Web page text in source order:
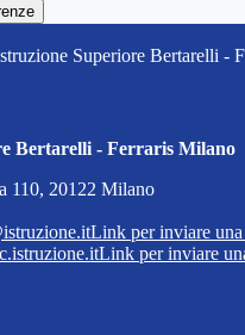
Superiore Bertarelli -
Bertarelli - Ferraris Milano
110, 20122 Milano
Link per inviare
Link per inviare